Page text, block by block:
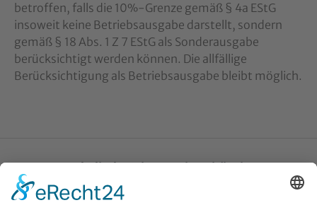
betroffen, falls die 10%-Grenze gemäß § 4a EStG
insoweit keine Betriebsausgabe darstellt, sondern
gemäß § 18 Abs. 1 Z 7 EStG als Sonderausgabe
berücksichtigt werden können. Die allfällige
Berücksichtigung als Betriebsausgabe bleibt möglich.
Katholische Privat-Universität Linz
Bethlehemstraße 20